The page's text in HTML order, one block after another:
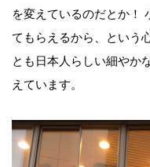
を変えているのだとか！
てもらえるから、という
とも日本人らしい細やか
えています。